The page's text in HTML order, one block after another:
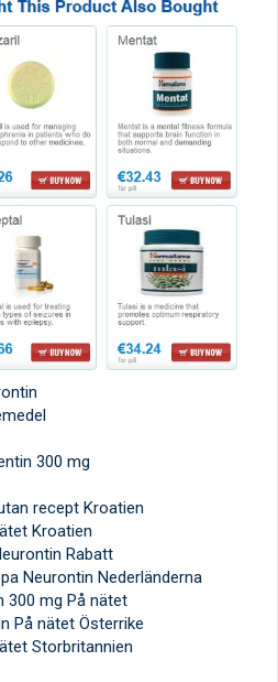
300 mg
recept Kroatien
Kroatien
Rabatt
Neurontin Nederländerna
300 mg På nätet
På nätet Österrike
Storbritannien